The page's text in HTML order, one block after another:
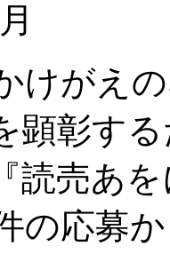
けがえ
顕彰す
読売あ
の応募